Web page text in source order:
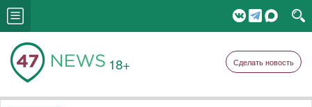
18+ Сделать новость